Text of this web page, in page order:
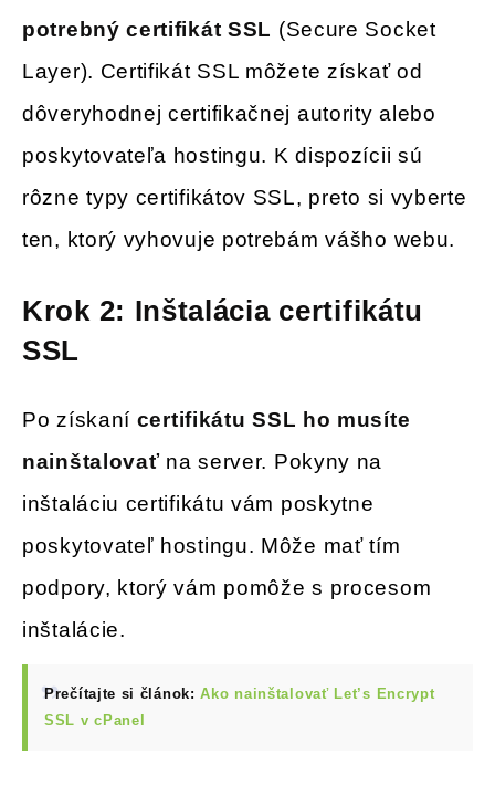
potrebný certifikát SSL (Secure Socket
Layer). Certifikát SSL môžete získať od
dôveryhodnej certifikačnej autority alebo
poskytovateľa hostingu. K dispozícii sú
rôzne typy certifikátov SSL, preto si vyberte
ten, ktorý vyhovuje potrebám vášho webu.
Krok 2: Inštalácia certifikátu
SSL
Po získaní certifikátu SSL ho musíte
nainštalovaťna server. Pokyny na
inštaláciu certifikátu vám poskytne
poskytovateľ hostingu. Môže mať tím
podpory, ktorý vám pomôže s procesom
inštalácie.
Prečítajte si článok: Ako nainštalovať Let’s Encrypt
SSL v cPanel